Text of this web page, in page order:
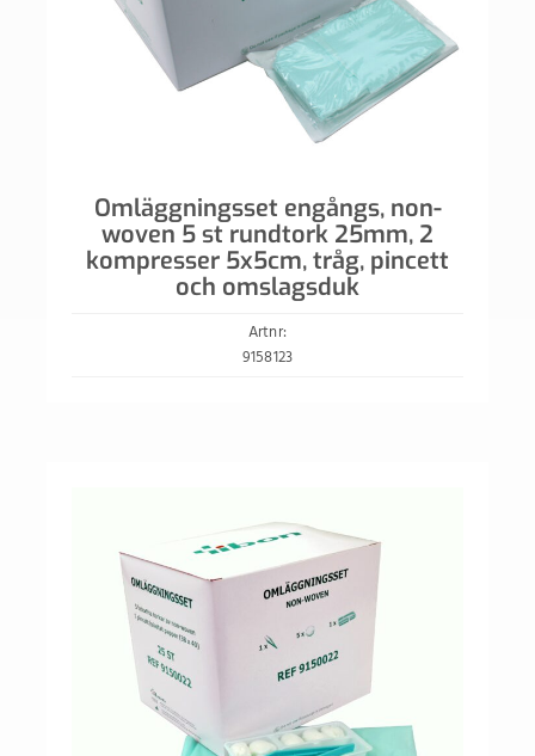
Omläggningsset engångs, non-
woven 5 st rundtork 25mm, 2
kompresser 5x5cm, tråg, pincett
och omslagsduk
Artnr:
9158123